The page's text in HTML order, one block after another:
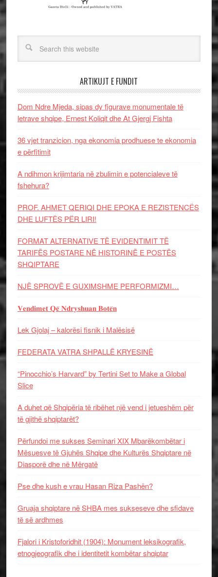
ARTIKUJT E FUNDIT
Dom Ndre Mjeda, sipas dy figurave monumentale të
letrave shqipe, Ernest Koliqit dhe At Gjergj Fishta
36 vjet tranzicion, nga ekonomia prodhuese te ekonomia
e përfitimit
A ndihmon krijimtaria në zbulimin e potencialeve të
fshehura?
PROF. AHMET QERIQI DHE EPOKA E REZISTENCЁS
DHE LUFTЁS PЁR LIRI!
FORMAT ALTERNATIVE TË EVIDENTIMIT TË
TARIFËS POSTARE NË HISTORINË E POSTËS
SHQIPTARE
NJË SPROVË E GUXIMSHME PERFORMIZMI…
𝐕𝐞𝐧𝐝𝐢𝐦𝐞𝐭 𝐐𝐞̈ 𝐍𝐝𝐫𝐲𝐬𝐡𝐮𝐚𝐧 𝐁𝐨𝐭𝐞̈𝐧
Lek Gjolaj – kalorësi fisnik i Malësisë
FEDERATA VATRA SHPALLË KRYESINË
“Pinocchio’s Harvard” by Tertini Set to Make a Global
Slice
A duhet që Shqipëria të ribëhet një vend i jetueshëm për
të gjithë shqiptarët?
Përfundoi me sukses Seminari XIX Mbarëkombëtar i
Mësuesve të Gjuhës Shqipe dhe Kulturës Shqiptare në
Diasporë dhe në Mërgatë
Pse dhe kush e vrau Hasan Riza Pashën?
Gruaja shqiptare në SHBA mes sukseseve dhe sfidave
të së ardhmes
Fjalori i Kristoforidhit (1904): Monument leksikografik,
etnogjeografik dhe i identitetit kombëtar shqiptar